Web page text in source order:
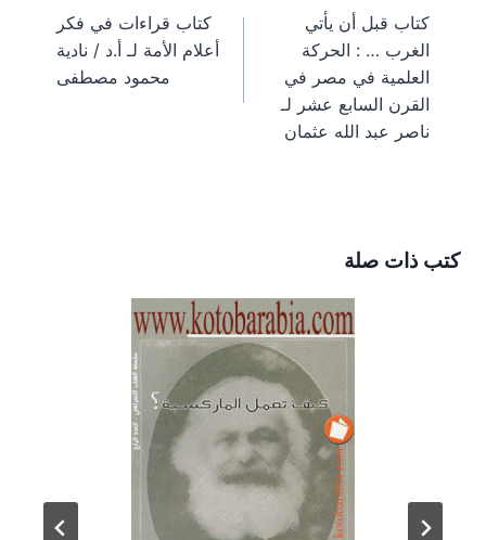
nt
e
r
)
k
ne
n
m
المقالات
كتاب قبل أن يأتي
الغرب … : الحركة
العلمية في مصر في
القرن السابع عشر لـ
ناصر عبد الله عثمان
كتاب قراءات في فكر
أعلام الأمة لـ أ.د / نادية
محمود مصطفى
كتب ذات صلة